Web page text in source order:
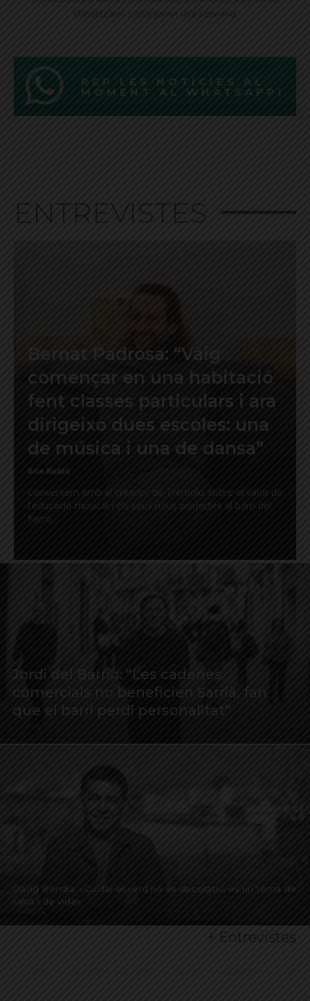
climatització s'allargaran una setmana
REP LES NOTÍCIES AL
MOMENT AL WHATSAPP!
ENTREVISTES
Bernat Padrosa: “Vaig
començar en una habitació
fent classes particulars i ara
dirigeixo dues escoles: una
de música i una de dansa”
Ana Rubió
Conversem amb el creador de Trèmolo sobre el valor de
l'educació musical i els seus nous projectes al barri del
Farró
Jordi del Barrio: “Les cadenes
comercials no beneficien Sarrià, fan
que el barri perdi personalitat”
David Bondia: «Cuidar el verd no és decoratiu, és un tema de
salut i de vida»
+ Entrevistes